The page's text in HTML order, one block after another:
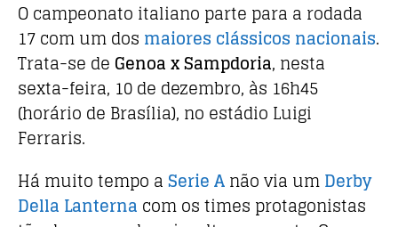
c
e
b
o
o
k
it
te
r
at
s
A
p
Ocampeonato italiano parte para a rodada
17 com um dos maiores clássicos nacionais.
Trata-se de Genoa x Sampdoria, nesta
sexta-feira, 10 de dezembro, às 16h45
(horário de Brasília), no estádio Luigi
Ferraris.
Há muito tempo aSerie Anão via umDerby
Della Lanterna com os times protagonistas